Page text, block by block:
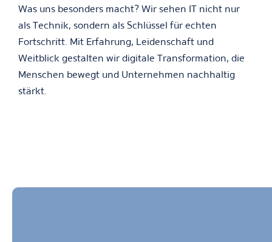
Was uns besonders macht? Wir sehen IT nicht nur
als Technik, sondern als Schlüssel für echten
Fortschritt. Mit Erfahrung, Leidenschaft und
Weitblick gestalten wir digitale Transformation, die
Menschen bewegt und Unternehmen nachhaltig
stärkt.